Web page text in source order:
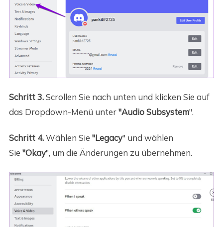
Schritt 3.Scrollen Sie nach unten und klicken Sie auf
das Dropdown-Menü unter"Audio Subsystem".
Schritt 4.Wählen Sie "Legacy" und wählen
Sie "Okay", um die Änderungen zu übernehmen.